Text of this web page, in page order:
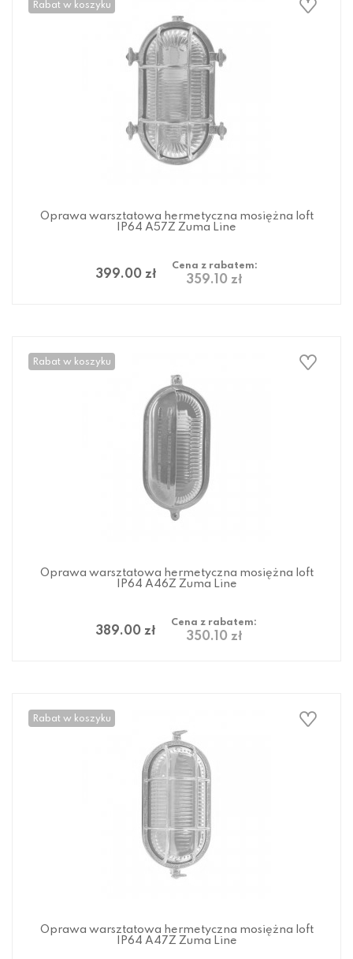
Rabat w koszyku
Oprawa warsztatowa hermetyczna mosiężna loft
IP64 A57Z Zuma Line
399.00 zł
Cena z rabatem:
359.10 zł
Rabat w koszyku
Oprawa warsztatowa hermetyczna mosiężna loft
IP64 A46Z Zuma Line
389.00 zł
Cena z rabatem:
350.10 zł
Rabat w koszyku
Oprawa warsztatowa hermetyczna mosiężna loft
IP64 A47Z Zuma Line